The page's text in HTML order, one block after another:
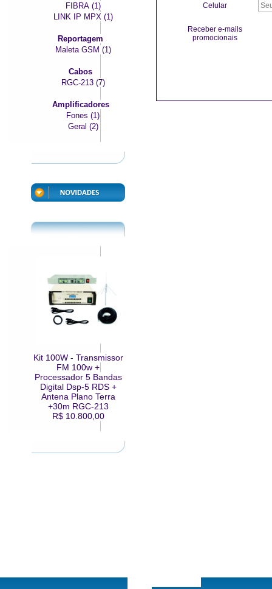
FIBRA (1)
LINK IP MPX (1)
Reportagem
Maleta GSM (1)
Cabos
RGC-213 (7)
Amplificadores
Fones (1)
Geral (2)
Kit 100W - Transmissor
FM 100w +
Processador 5 Bandas
Digital Dsp-5 RDS +
Antena Plano Terra
+30m RGC-213
R$ 10.800,00
Celular
Receber e-mails
promocionais